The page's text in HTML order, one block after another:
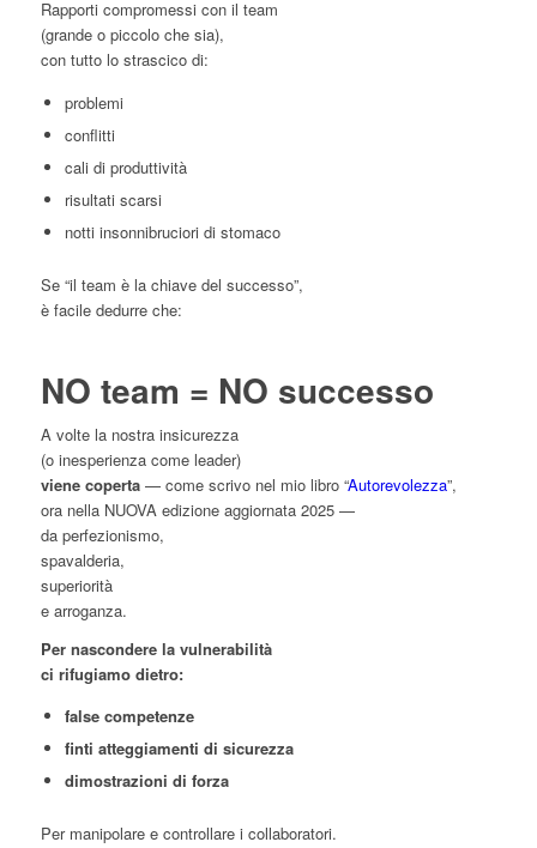
Rapporti compromessi con il team
(grande o piccolo che sia),
con tutto lo strascico di:
problemi
conflitti
cali di produttività
risultati scarsi
notti insonnibruciori di stomaco
Se “il team è la chiave del successo”,
è facile dedurre che:
NO team = NO successo
A volte la nostra insicurezza
(o inesperienza come leader)
viene coperta— come scrivo nel mio libro “Autorevolezza”,
ora nella NUOVA edizione aggiornata 2025 —
da perfezionismo,
spavalderia,
superiorità
e arroganza.
Per nascondere la vulnerabilità
ci rifugiamo dietro:
false competenze
finti atteggiamenti di sicurezza
dimostrazioni di forza
Per manipolare e controllare i collaboratori.